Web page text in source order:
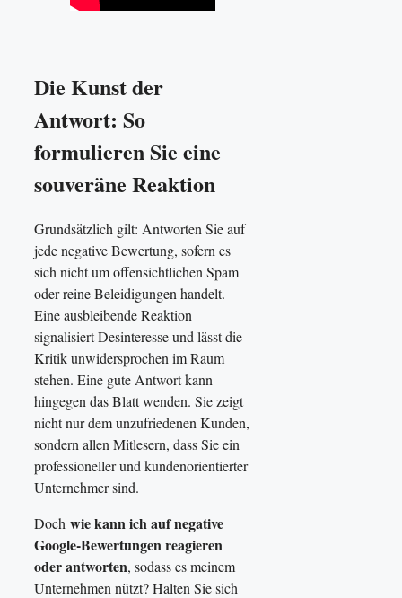
Die Kunst der
Antwort: So
formulieren Sie eine
souveräne Reaktion
Grundsätzlich gilt: Antworten Sie auf
jede negative Bewertung, sofern es
sich nicht um offensichtlichen Spam
oder reine Beleidigungen handelt.
Eine ausbleibende Reaktion
signalisiert Desinteresse und lässt die
Kritik unwidersprochen im Raum
stehen. Eine gute Antwort kann
hingegen das Blatt wenden. Sie zeigt
nicht nur dem unzufriedenen Kunden,
sondern allen Mitlesern, dass Sie ein
professioneller und kundenorientierter
Unternehmer sind.
Doch wie kann ich auf negative
Google-Bewertungen reagieren
oder antworten, sodass es meinem
Unternehmen nützt? Halten Sie sich